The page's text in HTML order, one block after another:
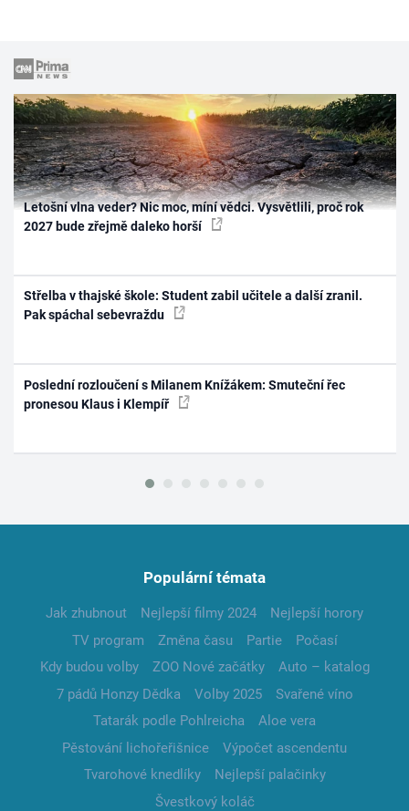
Letošní vlna veder? Nic moc, míní vědci. Vysvětlili, proč rok
2027 bude zřejmě daleko horší
Střelba v thajské škole: Student zabil učitele a další zranil.
Pak spáchal sebevraždu
Poslední rozloučení s Milanem Knížákem: Smuteční řec
pronesou Klaus i Klempíř
Populární témata
Jak zhubnout Nejlepší filmy 2024
Nejlepší horory
TV program
Změna času Partie
Počasí
Kdy budou volby
ZOO Nové začátky
Auto – katalog
7 pádů Honzy Dědka
Volby 2025
Svařené víno
Tatarák podle Pohlreicha
Aloe vera
Pěstování lichořeřišnice
Výpočet ascendentu
Tvarohové knedlíky
Nejlepší palačinky
Švestkový koláč